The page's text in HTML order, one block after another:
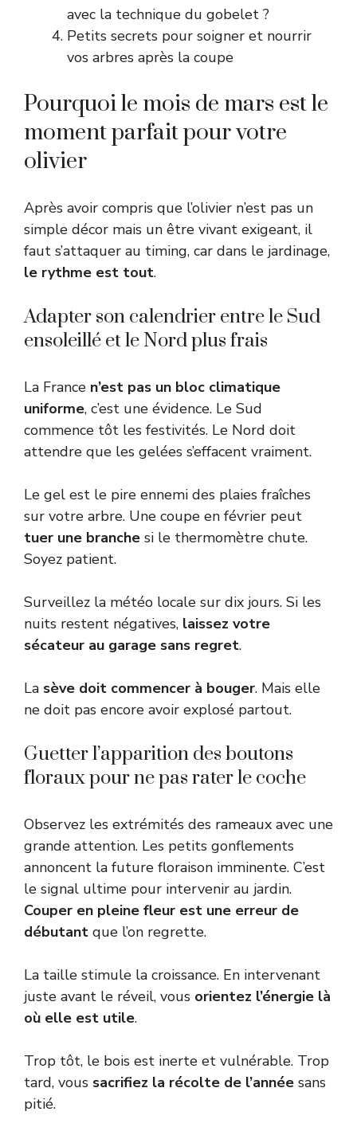
avec la technique du gobelet ?
Petits secrets pour soigner et nourrir
vos arbres après la coupe
Pourquoi le mois de mars est le
moment parfait pour votre
olivier
Après avoir compris que l’olivier n’est pas un
simple décor mais un être vivant exigeant, il
faut s’attaquer au timing, car dans le jardinage,
le rythme est tout.
Adapter son calendrier entre le Sud
ensoleillé et le Nord plus frais
La France n’est pas un bloc climatique
uniforme, c’est une évidence. Le Sud
commence tôt les festivités. Le Nord doit
attendre que les gelées s’effacent vraiment.
Le gel est le pire ennemi des plaies fraîches
sur votre arbre. Une coupe en février peut
tuer une branche si le thermomètre chute.
Soyez patient.
Surveillez la météo locale sur dix jours. Si les
nuits restent négatives, laissez votre
sécateur au garage sans regret.
La sève doit commencer à bouger. Mais elle
ne doit pas encore avoir explosé partout.
Guetter l’apparition des boutons
floraux pour ne pas rater le coche
Observez les extrémités des rameaux avec une
grande attention. Les petits gonflements
annoncent la future floraison imminente. C’est
le signal ultime pour intervenir au jardin.
Couper en pleine fleur est une erreur de
débutant que l’on regrette.
La taille stimule la croissance. En intervenant
juste avant le réveil, vous orientez l’énergie là
où elle est utile.
Trop tôt, le bois est inerte et vulnérable. Trop
tard, vous sacrifiez la récolte de l’année sans
pitié.